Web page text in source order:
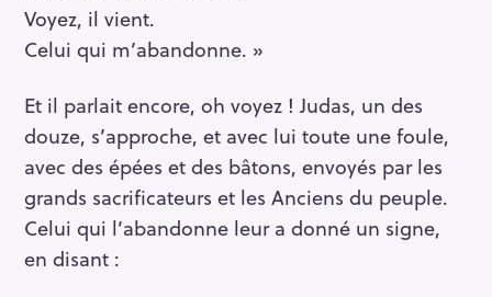
Voyez, il vient.
Celui qui m’abandonne. »
Et il parlait encore, oh voyez ! Judas, un des
douze, s’approche, et avec lui toute une foule,
avec des épées et des bâtons, envoyés par les
grands sacrificateurs et les Anciens du peuple.
Celui qui l’abandonne leur a donné un signe,
en disant :